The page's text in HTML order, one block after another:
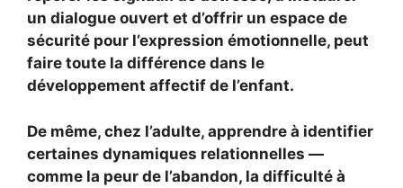
un dialogue ouvert et d’offrir un espace de
sécurité pour l’expression émotionnelle, peut
faire toute la différence dans le
développement affectif de l’enfant.
De même, chez l’adulte, apprendre à identifier
certaines dynamiques relationnelles —
comme la peur de l’abandon, la difficulté à